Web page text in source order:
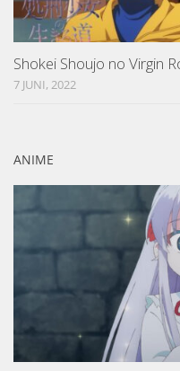
Shokei Shoujo no Virgin
7 JUNI, 2022
ANIME